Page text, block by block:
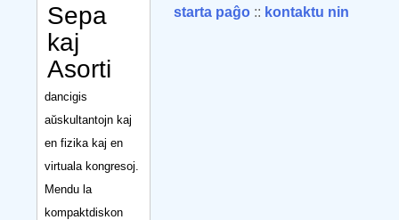
Sepa
kaj
Asorti
dancigis
aŭskultantojn kaj
en fizika kaj en
virtuala kongresoj.
Mendu la
kompaktdiskon
starta paĝo :: kontaktu nin